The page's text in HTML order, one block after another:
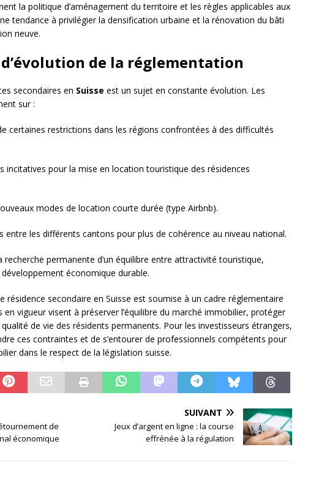
la politique d’aménagement du territoire et les règles applicables aux
tendance à privilégier la densification urbaine et la rénovation du bâti
neuve.
de la réglementation
secondaires en Suisse est un sujet en constante évolution. Les
sur :
certaines restrictions dans les régions confrontées à des difficultés
incitatives pour la mise en location touristique des résidences
modes de location courte durée (type Airbnb).
entre les différents cantons pour plus de cohérence au niveau national.
permanente d’un équilibre entre attractivité touristique,
économique durable.
résidence secondaire en Suisse est soumise à un cadre réglementaire
vigueur visent à préserver l’équilibre du marché immobilier, protéger
de vie des résidents permanents. Pour les investisseurs étrangers,
ces contraintes et de s’entourer de professionnels compétents pour
dans le respect de la législation suisse.
de
économique
SUIVANT
Jeux d’argent en ligne : la course
effrénée à la régulation